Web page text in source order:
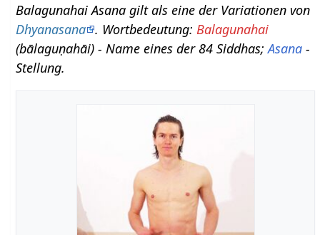
Balagunahai Asana gilt als eine der Variationen von
Dhyanasana . Wortbedeutung:Balagunahai
(bālaguṇahāi) - Name eines der 84 Siddhas;Asana -
Stellung.